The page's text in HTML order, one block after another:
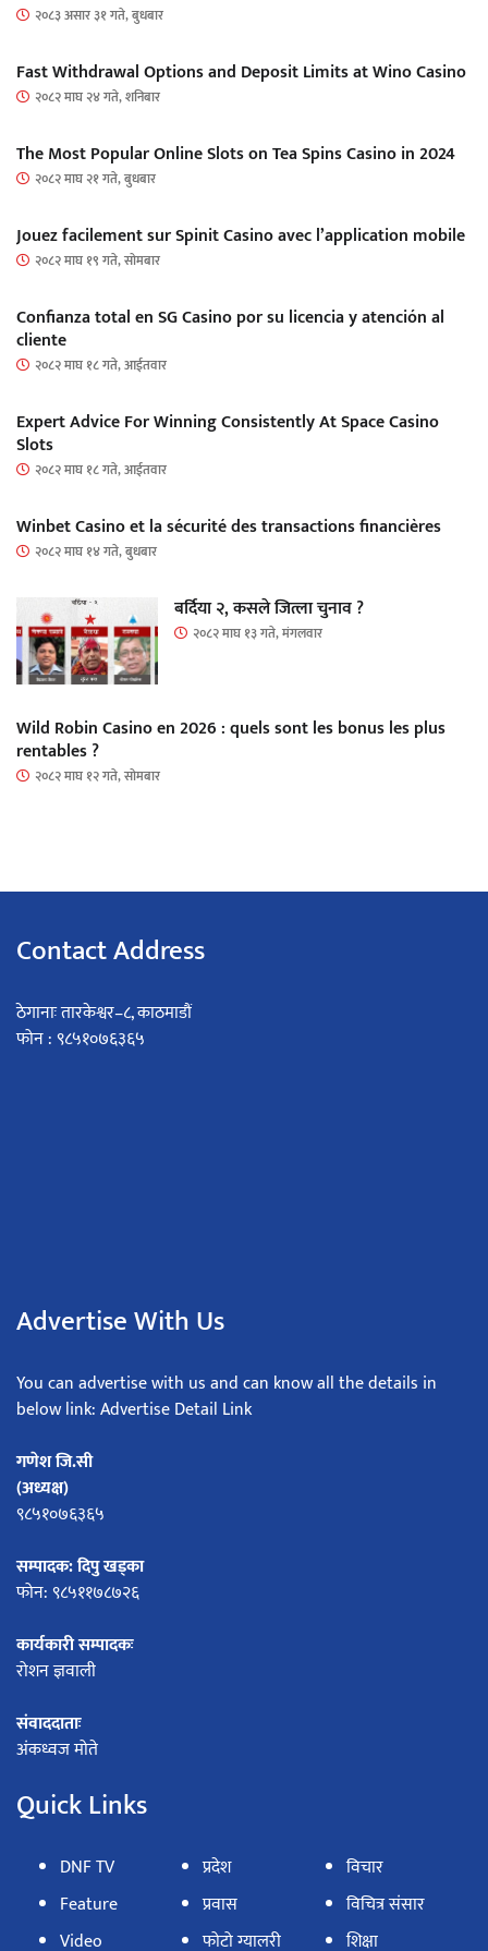
२०८३ असार ३१ गते, बुधबार
Fast Withdrawal Options and Deposit Limits at Wino Casino
२०८२ माघ २४ गते, शनिबार
The Most Popular Online Slots on Tea Spins Casino in 2024
२०८२ माघ २१ गते, बुधबार
Jouez facilement sur Spinit Casino avec l’application mobile
२०८२ माघ १९ गते, सोमबार
Confianza total en SG Casino por su licencia y atención al
cliente
२०८२ माघ १८ गते, आईतवार
Expert Advice For Winning Consistently At Space Casino
Slots
२०८२ माघ १८ गते, आईतवार
Winbet Casino et la sécurité des transactions financières
२०८२ माघ १४ गते, बुधबार
बर्दिया २, कसले जित्ला चुनाव ?
२०८२ माघ १३ गते, मंगलवार
Wild Robin Casino en 2026 : quels sont les bonus les plus
rentables ?
२०८२ माघ १२ गते, सोमबार
Contact Address
ठेगानाः तारकेश्वर–८, काठमाडौं
फोन : ९८५१०७६३६५
Advertise With Us
You can advertise with us and can know all the details in
below link: Advertise Detail Link
गणेश जि.सी
(अध्यक्ष)
९८५१०७६३६५
सम्पादक: दिपु खड्का
फोन: ९८५११७८७२६
कार्यकारी सम्पादकः
रोशन ज्ञवाली
संवाददाताः
अंकध्वज मोते
Quick Links
DNF TV
Feature
Video
प्रदेश
प्रवास
फोटो ग्यालरी
विचार
विचित्र संसार
शिक्षा